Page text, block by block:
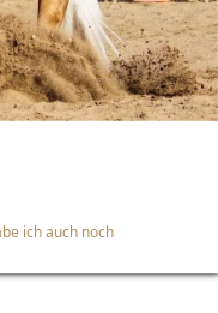
ich auch noch